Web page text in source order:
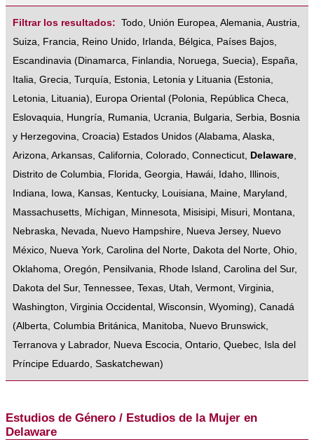
Filtrar los resultados: Todo, Unión Europea, Alemania, Austria,
Suiza, Francia, Reino Unido, Irlanda, Bélgica, Países Bajos,
Escandinavia (Dinamarca, Finlandia, Noruega, Suecia), España,
Italia, Grecia, Turquía, Estonia, Letonia y Lituania (Estonia,
Letonia, Lituania), Europa Oriental (Polonia, República Checa,
Eslovaquia, Hungría, Rumania, Ucrania, Bulgaria, Serbia, Bosnia
y Herzegovina, Croacia) Estados Unidos (Alabama, Alaska,
Arizona, Arkansas, California, Colorado, Connecticut, Delaware,
Distrito de Columbia, Florida, Georgia, Hawái, Idaho, Illinois,
Indiana, Iowa, Kansas, Kentucky, Louisiana, Maine, Maryland ,
Massachusetts, Míchigan, Minnesota, Misisipi, Misuri, Montana,
Nebraska, Nevada, Nuevo Hampshire, Nueva Jersey, Nuevo
México, Nueva York, Carolina del Norte, Dakota del Norte, Ohio,
Oklahoma, Oregón, Pensilvania, Rhode Island , Carolina del Sur,
Dakota del Sur, Tennessee, Texas, Utah, Vermont, Virginia,
Washington, Virginia Occidental , Wisconsin, Wyoming), Canadá
(Alberta, Columbia Británica, Manitoba, Nuevo Brunswick,
Terranova y Labrador, Nueva Escocia, Ontario, Quebec, Isla del
Príncipe Eduardo, Saskatchewan)
Estudios de Género / Estudios de la Mujer en
Delaware